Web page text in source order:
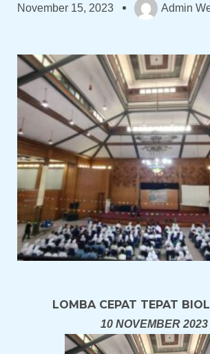
November 15, 2023 Admin
LOMBA CEPAT TEPAT
10 NOVEMBER 2023